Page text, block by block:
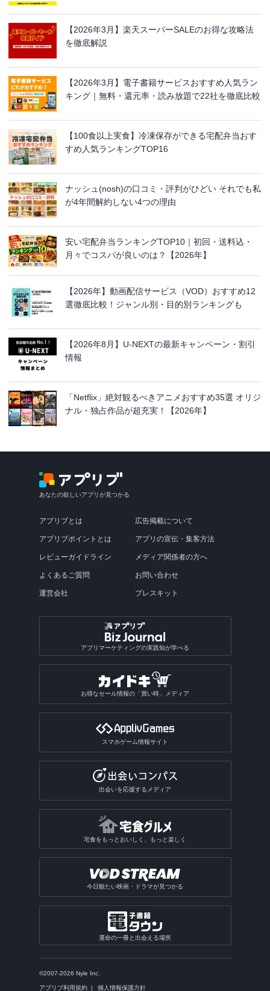
【2026年3月】楽天スーパーSALEのお得な攻略法
を徹底解説
【2026年3月】電子書籍サービスおすすめ人気ラン
キング｜無料・還元率・読み放題で22社を徹底比較
【100食以上実食】冷凍保存ができる宅配弁当おす
すめ人気ランキングTOP16
ナッシュ(nosh)の口コミ・評判がひどい それでも私
が4年間解約しない4つの理由
安い宅配弁当ランキングTOP10｜初回・送料込・
月々でコスパが良いのは？【2026年】
【2026年】動画配信サービス（VOD）おすすめ12
選徹底比較！ジャンル別・目的別ランキングも
【2026年8月】U-NEXTの最新キャンペーン・割引
情報
「Netflix」絶対観るべきアニメおすすめ35選 オリジ
ナル・独占作品が超充実！【2026年】
あなたの欲しいアプリが見つかる
アプリブとは
アプリブポイントとは
レビューガイドライン
よくあるご質問
運営会社
広告掲載について
アプリの宣伝・集客方法
メディア関係者の方へ
お問い合わせ
プレスキット
アプリマーケティングの実践知が学べる
お得なセール情報の「買い時」メディア
スマホゲーム情報サイト
出会いを応援するメディア
宅食をもっとおいしく、もっと楽しく
今日観たい映画・ドラマが見つかる
運命の一冊と出会える場所
©2007-2026 Nyle Inc.
アプリブ利用規約 個人情報保護方針